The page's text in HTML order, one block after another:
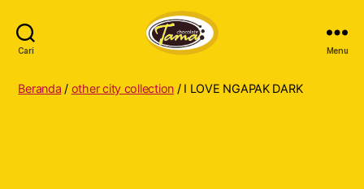
Cari
Cokelat
Menu
Beranda / other city collection / I LOVE NGAPAK DARK